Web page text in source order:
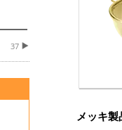
37
メッキ製